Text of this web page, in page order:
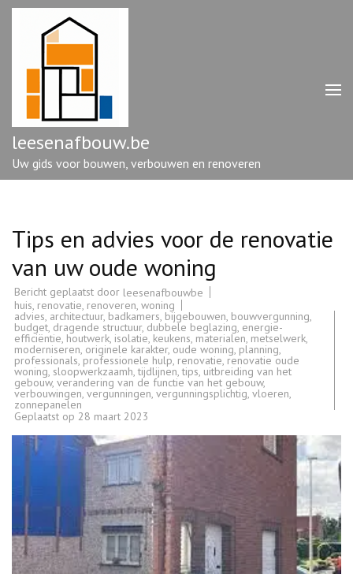
Ga
enter)
leesenafbouw.be
Uw gids voor bouwen, verbouwen en renoveren
Tips en advies voor de renovatie
van uw oude woning
Bericht geplaatst door leesenafbouwbe
huis, renovatie, renoveren, woning
advies, architectuur, badkamers, bijgebouwen, bouwvergunning,
budget, dragende structuur, dubbele beglazing, energie-
efficiëntie, houtwerk, isolatie, keukens, materialen, metselwerk,
moderniseren, originele karakter, oude woning, planning,
professionals, professionele hulp, renovatie, renovatie oude
woning, sloopwerkzaamh,tijdlijnen,tips, uitbreiding van het
gebouw, verandering van de functie van het gebouw,
verbouwingen, vergunningen, vergunningsplichtig, vloeren,
zonnepanelen
Geplaatst op 28 maart 2023